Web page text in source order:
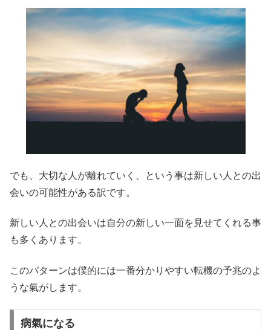
でも、大切な人が離れていく、という事は新しい人との出
会いの可能性がある訳です。
新しい人との出会いは自分の新しい一面を見せてくれる事
も多くあります。
このパターンは僕的には一番分かりやすい転機の予兆のよ
うな氣がします。
病氣になる